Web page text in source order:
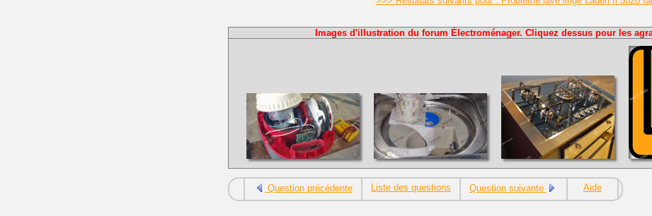
Images d'illustration du forum Électroménager. Cliquez dessus pour les
Question précédente Liste des questions Question suivante Aide